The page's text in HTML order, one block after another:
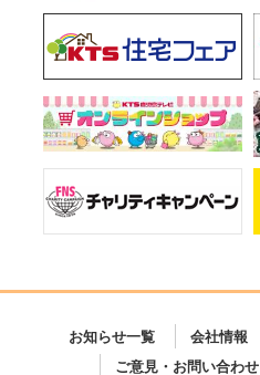
お知らせ一覧 会社情報
ご意見・お問い合わせ